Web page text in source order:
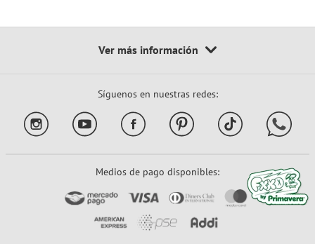
Síguenos en nuestras redes:
Medios de pago disponibles: